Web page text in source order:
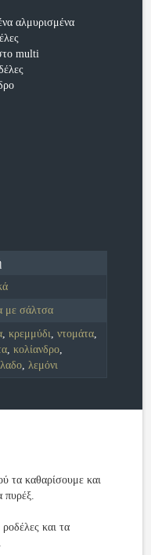
αλμυρισμένα
multi
με σάλτσα
, κρεμμύδι, ντομάτα,
, κολίανδρο,
, λεμόνι
τα καθαρίσουμε και
πυρέξ.
και τα